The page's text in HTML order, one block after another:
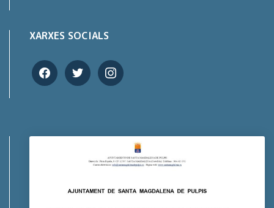
XARXES SOCIALS
facebooktwitter instagram